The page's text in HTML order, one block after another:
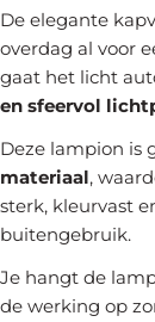
De elegante
overdag al voor
gaat het licht
en sfeervol
Deze lampion is
materiaal,
sterk, kleurvast
buitengebruik.
Je hangt de
de werking op